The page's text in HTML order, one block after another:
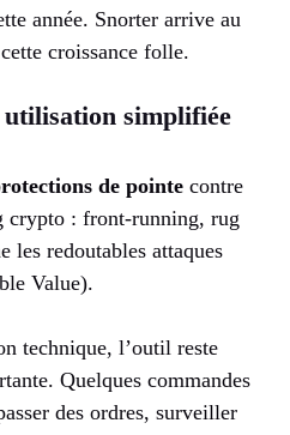
année. Snorter arrive au
croissance folle.
simplifiée
de pointe contre
crypto : front-running, rug
les redoutables attaques
Value).
technique, l’outil reste
Quelques commandes
des ordres, surveiller